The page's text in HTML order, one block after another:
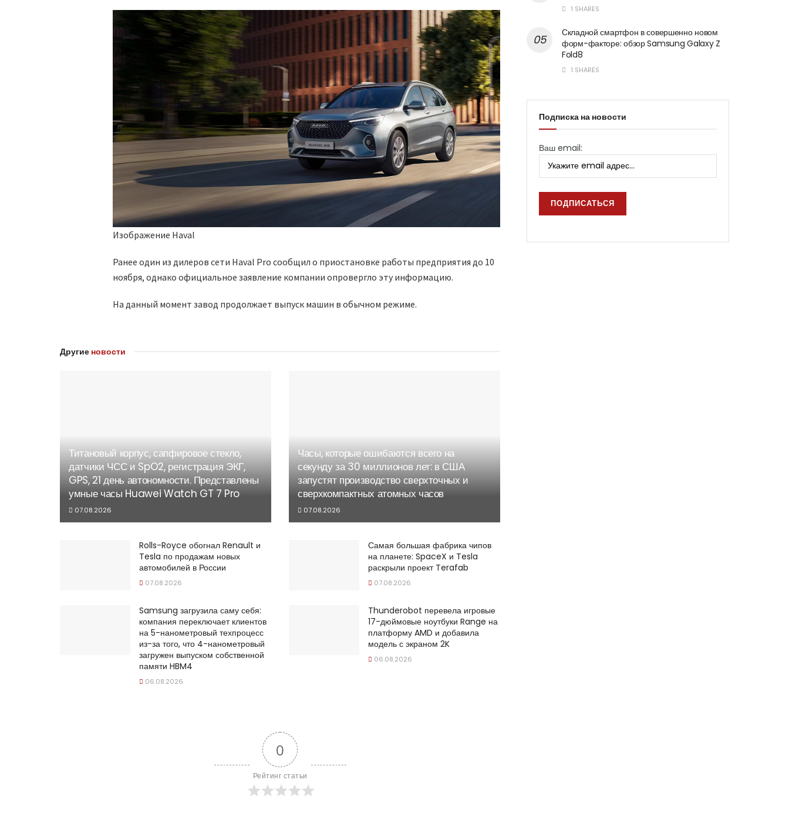
Изображение Haval
Ранее один из дилеров сети Haval Pro сообщил о приостановке работы предприятия до 10
ноября, однако официальное заявление компании опровергло эту информацию.
На данный момент завод продолжает выпуск машин в обычном режиме.
Другие новости
Титановый корпус, сапфировое стекло,
датчики ЧСС и SpO2, регистрация ЭКГ,
GPS, 21 день автономности. Представлены
умные часы Huawei Watch GT 7 Pro
07.08.2026
Часы, которые ошибаются всего на
секунду за 30 миллионов лет: в США
запустят производство сверхточных и
сверхкомпактных атомных часов
07.08.2026
Rolls-Royce обогнал Renault и
Tesla по продажам новых
автомобилей в России
07.08.2026
Самая большая фабрика чипов
на планете: SpaceX и Tesla
раскрыли проект Terafab
07.08.2026
Samsung загрузила саму себя:
компания переключает клиентов
на 5-нанометровый техпроцесс
из-за того, что 4-нанометровый
загружен выпуском собственной
памяти HBM4
06.08.2026
Thunderobot перевела игровые
17-дюймовые ноутбуки Range на
платформу AMD и добавила
модель с экраном 2K
06.08.2026
0
Рейтинг статьи
1 SHARES
Складной смартфон в совершенно новом
форм-факторе: обзор Samsung Galaxy Z
Fold8
1 SHARES
Подписка на новости
Ваш email: